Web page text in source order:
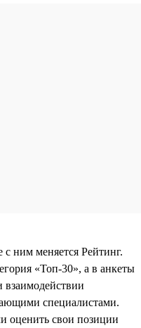
ним меняется Рейтинг.
«Топ-30», а в анкеты
специалистами.
оценить свои позиции